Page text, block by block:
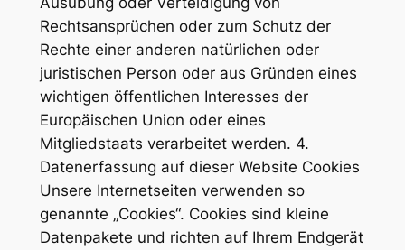
Rechtsansprüchen oder zum Schutz der
Rechte einer anderen natürlichen oder
juristischen Person oder aus Gründen eines
wichtigen öffentlichen Interesses der
Europäischen Union oder eines
Mitgliedstaats verarbeitet werden. 4.
Datenerfassung auf dieser Website Cookies
Unsere Internetseiten verwenden so
genannte „Cookies“. Cookies sind kleine
Datenpakete und richten auf Ihrem Endgerät